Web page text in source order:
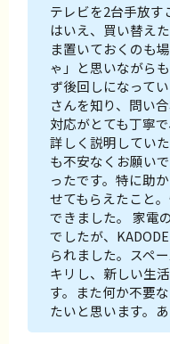
テレビを2台手放す
はいえ、買い替え
ま置いておくのも
ゃ」と思いながら
ず後回しになって
さんを知り、問い
対応がとても丁寧
詳しく説明してい
も不安なくお願い
ったです。特に助
せてもらえたこと
できました。 家電
でしたが、
られました。スペ
キリし、新しい生
す。また何か不要
たいと思います。